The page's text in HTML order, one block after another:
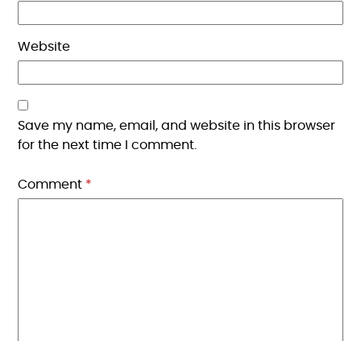
Website
Save my name, email, and website in this browser
for the next time I comment.
Comment *